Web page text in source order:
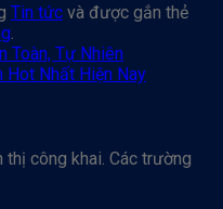
Tin tức và được gắn thẻ
Toàn, Tự Nhiên
Hot Nhất Hiện Nay
thị công khai. Các trường